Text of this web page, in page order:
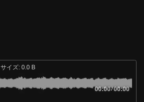
サイズ: 0.0 B
00:00/00:00